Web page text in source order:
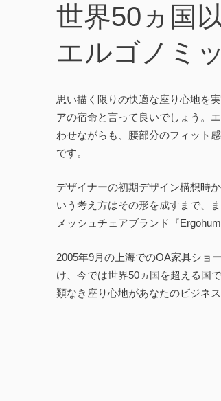
世界50ヵ国
エルゴノミ
思い描く限りの快適な座り心地を
アの宿命と言って良いでしょう。
わせながらも、腰部分のフィット
です。
デザイナーの初期デザイン構想時
いう考え方はその形を成すまで、
メッシュチェアブランド『
2005年9月の上海でのOA家具ショ
け、今では世界50ヵ国を超える国
類なき座り心地があなたのビジネ